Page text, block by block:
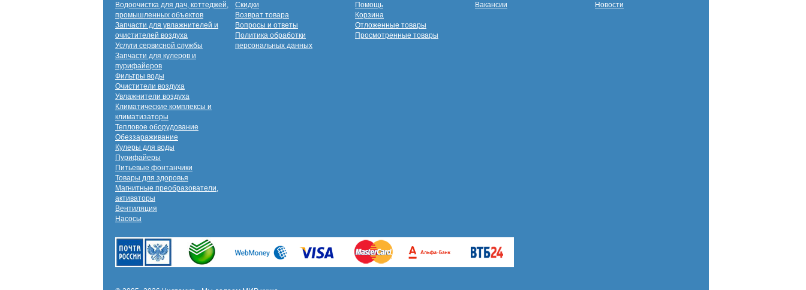
Водоочистка для дач, коттеджей,
промышленных объектов
Запчасти для увлажнителей и
очистителей воздуха
Услуги сервисной службы
Запчасти для кулеров и
пурифайеров
Фильтры воды
Очистители воздуха
Увлажнители воздуха
Климатические комплексы и
климатизаторы
Тепловое оборудование
Обеззараживание
Кулеры для воды
Пурифайеры
Питьевые фонтанчики
Товары для здоровья
Магнитные преобразователи,
активаторы
Вентиляция
Насосы
Скидки
Возврат товара
Вопросы и ответы
Политика обработки
персональных данных
Помощь
Корзина
Отложенные товары
Просмотренные товары
Вакансии
Новости